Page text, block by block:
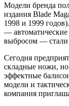
Модели бренда
издания Blade
1998 и 1999
—
выбросом — стали
Сегодня
складные ножи,
эффектные
модели и
компания